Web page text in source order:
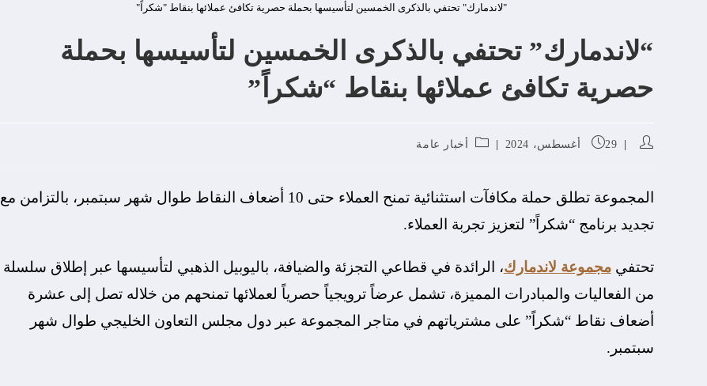
"لاندمارك" تحتفي بالذكرى الخمسين لتأسيسها بحملة حصرية تكافئ عملائها بنقاط "شكراً"
“لاندمارك” تحتفي بالذكرى الخمسين لتأسيسها بحملة
حصرية تكافئ عملائها بنقاط “شكراً”
29 أغسطس، 2024 أخبار عامة
المجموعة تطلق حملة مكافآت استثنائية تمنح العملاء حتى 10 أضعاف النقاط طوال شهر سبتمبر، بالتزامن مع
تجديد برنامج “شكراً” لتعزيز تجربة العملاء.
تحتفيمجموعة لاندمارك، الرائدة في قطاعي التجزئة والضيافة، باليوبيل الذهبي لتأسيسها عبر إطلاق سلسلة
من الفعاليات والمبادرات المميزة، تشمل عرضاً ترويجياً حصرياً لعملائها تمنحهم من خلاله تصل إلى عشرة
أضعاف نقاط “شكراً” على مشترياتهم في متاجر المجموعة عبر دول مجلس التعاون الخليجي طوال شهر
سبتمبر.